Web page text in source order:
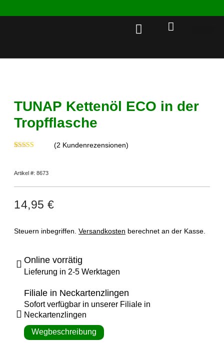
TUNAP Kettenöl ECO in der
Tropfflasche
von 5,
basierend
(2 Kundenrezensionen)
Artikel #: 8673
14,95 €
Steuern inbegriffen. Versandkosten berechnet an der Kasse.
Online vorrätig
Lieferung in 2-5 Werktagen
Filiale in Neckartenzlingen
Sofort verfügbar in unserer Filiale in
Neckartenzlingen
Wegbeschreibung